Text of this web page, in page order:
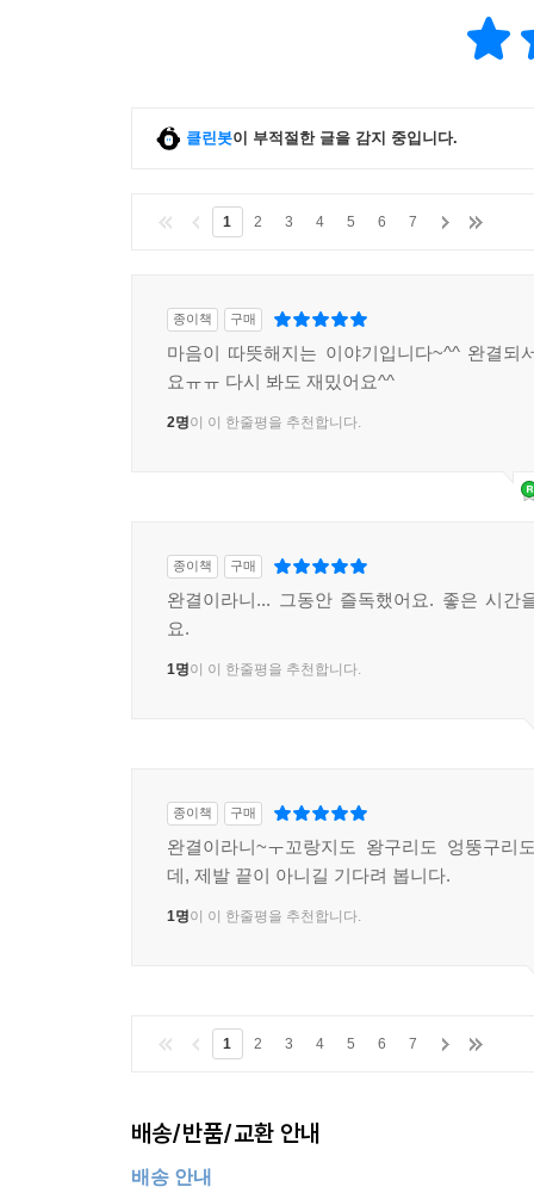
클린봇이 부적절한 글을 감지 중입니다.
1 2 3 4 5 6 7
종이책 구매
마음이 따뜻해지는 이야기입니다~^^ 완결되
요ㅠㅠ 다시 봐도 재밌어요^^
2명이 이 한줄평을 추천합니다.
종이책 구매
완결이라니... 그동안 즐독했어요. 좋은 시간
요.
1명이 이 한줄평을 추천합니다.
종이책 구매
완결이라니~ㅜ꼬랑지도 왕구리도 엉뚱구리
데, 제발 끝이 아니길 기다려 봅니다.
1명이 이 한줄평을 추천합니다.
1 2 3 4 5 6 7
배송/반품/교환 안내
배송 안내